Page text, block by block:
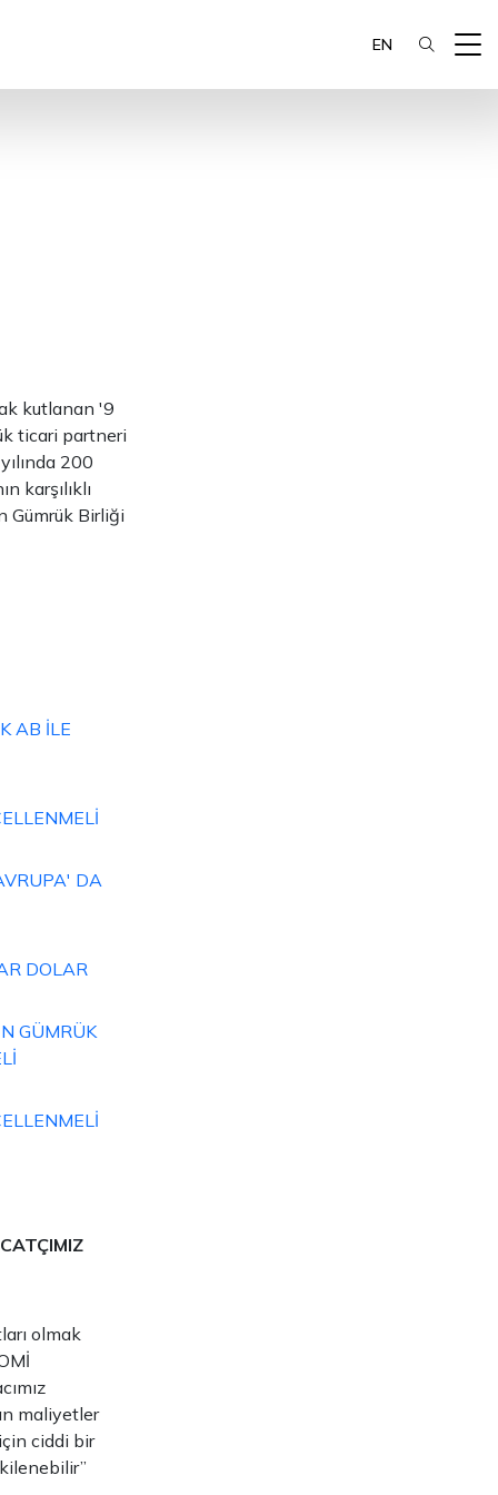
EN
kutlanan '9
ticari partneri
200
karşılıklı
Gümrük Birliği
AB İLE
DA
DOLAR
GÜMRÜK
olmak
maliyetler
için ciddi bir